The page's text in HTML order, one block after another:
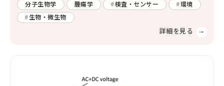
分子生物学
腫瘍学 検査・センサー
環境
生物・微生物